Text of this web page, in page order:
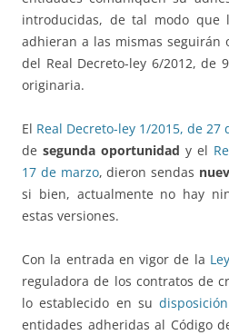
introducidas, de tal modo que
adhieran a las mismas seguirán
del Real Decreto-ley 6/2012, de
originaria.
El Real Decreto-ley 1/2015, de 27
de segunda oportunidad y el
17 de marzo, dieron sendas
si bien, actualmente no hay
estas versiones.
Con la entrada en vigor de la
reguladora de los contratos de
lo establecido en su
entidades adheridas al Código